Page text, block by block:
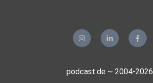
podcast.de ~ 2004-2026